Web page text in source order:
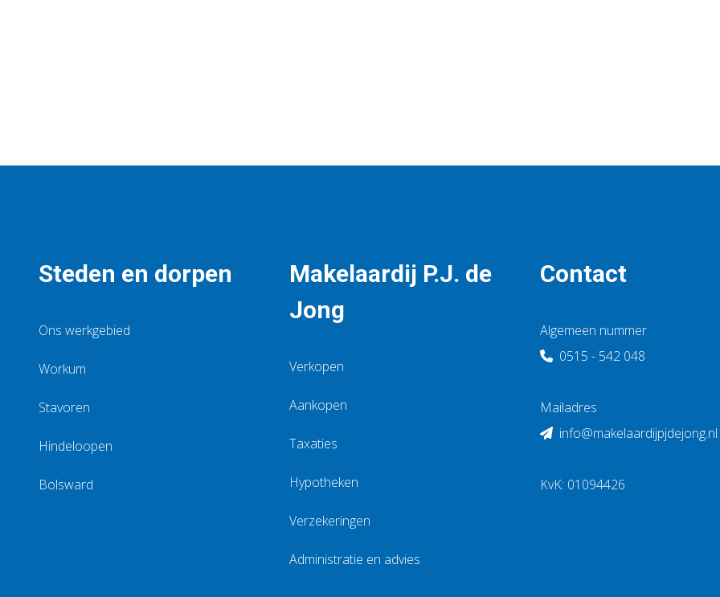
Steden en dorpen
Ons werkgebied
Workum
Stavoren
Hindeloopen
Bolsward
Makelaardij P.J. de
Jong
Verkopen
Aankopen
Taxaties
Hypotheken
Verzekeringen
Administratie en advies
Contact
Algemeen nummer
0515 - 542 048
Mailadres
info@makelaardijpjdejong.nl
KvK: 01094426